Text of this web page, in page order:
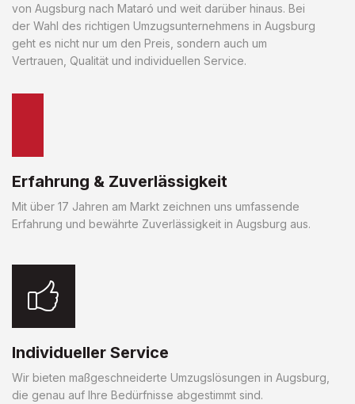
von Augsburg nach Mataró und weit darüber hinaus. Bei
der Wahl des richtigen Umzugsunternehmens in Augsburg
geht es nicht nur um den Preis, sondern auch um
Vertrauen, Qualität und individuellen Service.
Erfahrung & Zuverlässigkeit
Mit über 17 Jahren am Markt zeichnen uns umfassende
Erfahrung und bewährte Zuverlässigkeit in Augsburg aus.
Individueller Service
Wir bieten maßgeschneiderte Umzugslösungen in Augsburg,
die genau auf Ihre Bedürfnisse abgestimmt sind.